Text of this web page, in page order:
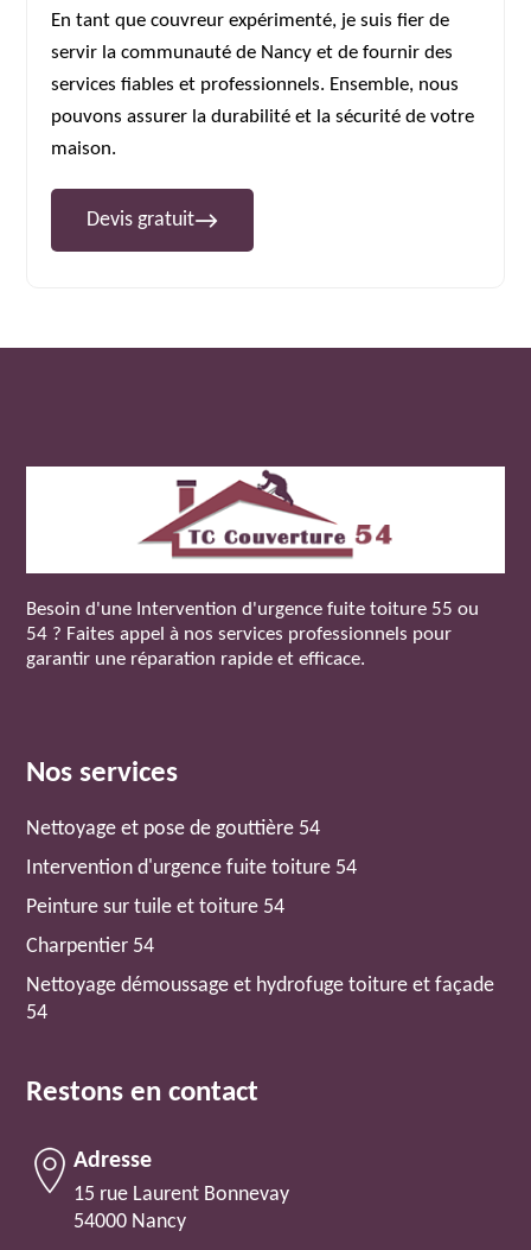
En tant que couvreur expérimenté, je suis fier de
servir la communauté de Nancy et de fournir des
services fiables et professionnels. Ensemble, nous
pouvons assurer la durabilité et la sécurité de votre
maison.
Devis gratuit
Besoin d'une Intervention d'urgence fuite toiture 55 ou
54 ? Faites appel à nos services professionnels pour
garantir une réparation rapide et efficace.
Nos services
Nettoyage et pose de gouttière 54
Intervention d'urgence fuite toiture 54
Peinture sur tuile et toiture 54
Charpentier 54
Nettoyage démoussage et hydrofuge toiture et façade
54
Restons en contact
Adresse
15 rue Laurent Bonnevay
54000 Nancy